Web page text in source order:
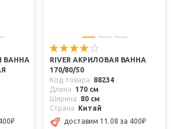
ВАННА
₽
RIVER АКРИЛОВАЯ ВАННА
170/80/50
Код товара
88234
Длина
170 см
Ширина
80 см
Страна
Китай
доставим 11.08 за 400₽